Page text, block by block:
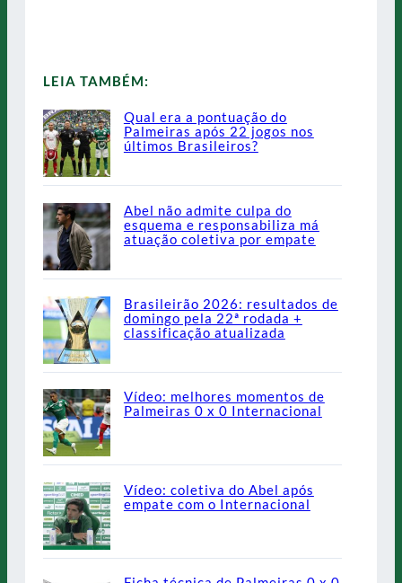
LEIA TAMBÉM:
Qual era a pontuação do
Palmeiras após 22 jogos nos
últimos Brasileiros?
Abel não admite culpa do
esquema e responsabiliza má
atuação coletiva por empate
Brasileirão 2026: resultados de
domingo pela 22ª rodada +
classificação atualizada
Vídeo: melhores momentos de
Palmeiras 0 x 0 Internacional
Vídeo: coletiva do Abel após
empate com o Internacional